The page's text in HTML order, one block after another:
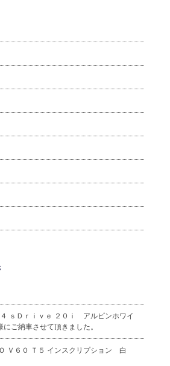
４ ｓＤｒｉｖｅ ２０ｉ アルピンホワイ
ご納車させて頂きました。
Ｖ６０ Ｔ５ インスクリプション 白